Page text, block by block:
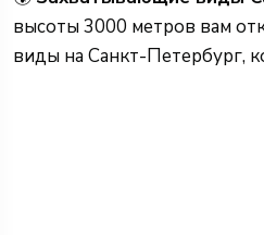
высоты 3000 метров вам
виды на Санкт-Петербург,